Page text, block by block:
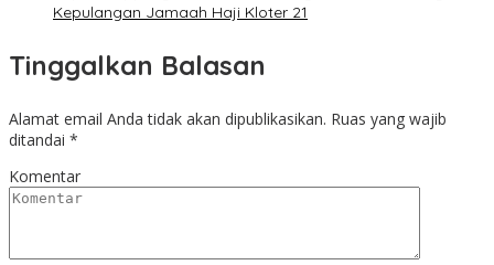
Kepulangan Jamaah Haji Kloter 21
Tinggalkan Balasan
Alamat email Anda tidak akan dipublikasikan. Ruas yang wajib
ditandai *
Komentar